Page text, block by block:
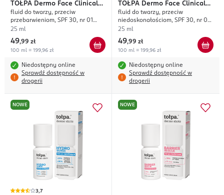
TOŁPA Dermo Face Clinical
Fluid.
fluid do twarzy, przeciw
przebarwieniom, SPF 30, nr 01
Light
25 ml
49,99 zł
100 ml = 199,96 zł
Niedostępny online
Sprawdź dostępność w
drogerii
TOŁPA Dermo Face Clinical
Fluid.
fluid do twarzy, przeciw
niedoskonałościom, SPF 30, nr 01
Light
25 ml
49,99 zł
100 ml = 199,96 zł
Niedostępny online
Sprawdź dostępność w
drogerii
NOWE
3,7
NOWE